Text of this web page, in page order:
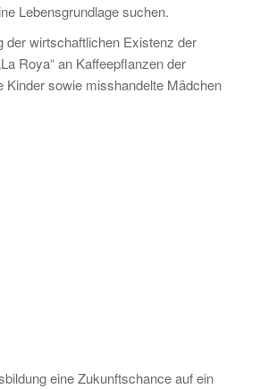
Lebensgrundlage suchen.
der wirtschaftlichen Existenz der
Roya“ an Kaffeepflanzen der
Kinder sowie misshandelte Mädchen
eine Zukunftschance auf ein